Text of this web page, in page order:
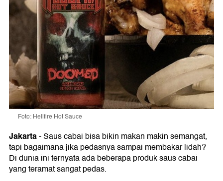
Foto: Hellfire Hot Sauce
Jakarta-Saus cabai bisa bikin makan makin semangat,
tapi bagaimana jika pedasnya sampai membakar lidah?
Di dunia ini ternyata ada beberapa produk saus cabai
yang teramat sangat pedas.